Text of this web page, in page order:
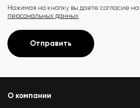
Нажимая на кнопку вы даете согласие на
персональных данных
Отправить
О компании